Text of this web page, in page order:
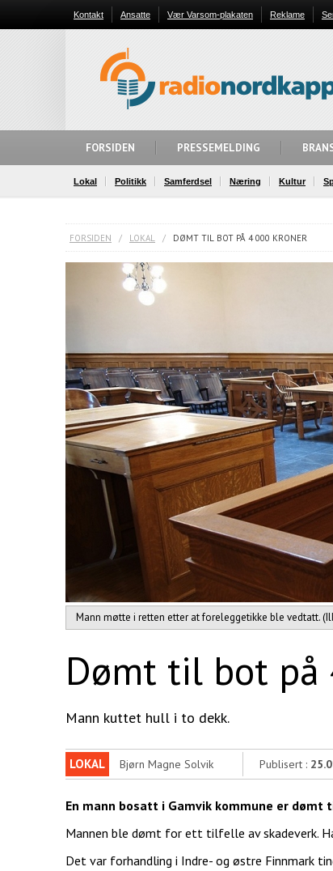
Kontakt Ansatte Vær Varsom-plakaten Reklame
FORSIDEN PRESSEMELDING
Lokal Politikk Samferdsel Næring Kultur
FORSIDEN / LOKAL / DØMT TIL BOT PÅ 4 000 KRONER
Mann møtte i retten etter at foreleggetikke ble vedtatt.
Dømt til bot på
Mann kuttet hull i to dekk.
LOKAL Bjørn Magne Solvik Publisert :
En mann bosatt i Gamvik kommune er dømt
Mannen ble dømt for ett tilfelle av skadeverk.
Det var forhandling i Indre- og østre Finnmark